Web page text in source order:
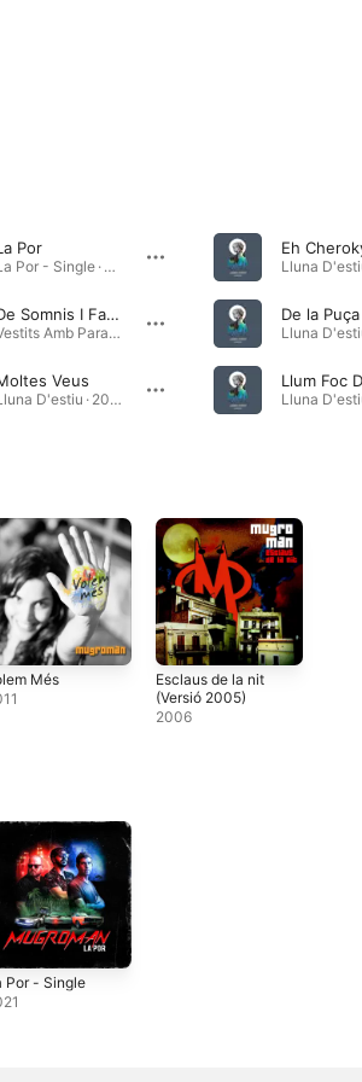
Por
La Por - Single · 2021
De Somnis I Faules (feat. Mugroman)
Vestits Amb Paraules Noves (feat. El Diluvi & La Raíz) · 2016
Veus
Lluna D'estiu · 2014
Eh
Més
Esclaus de la nit
(Versió 2005)
2006
Por - Single